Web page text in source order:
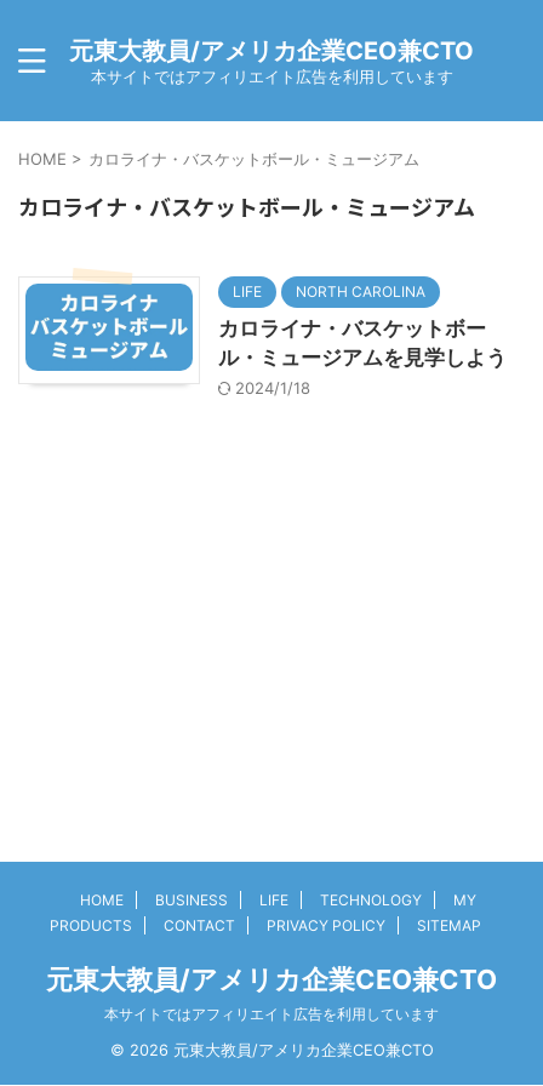
元東大教員/アメリカ企業CEO兼CTO
本サイトではアフィリエイト広告を利用しています
HOME > カロライナ・バスケットボール・ミュージアム
カロライナ・バスケットボール・ミュージアム
LIFE NORTH CAROLINA
カロライナ・バスケットボー
ル・ミュージアムを見学しよう
2024/1/18
HOME BUSINESS LIFE TECHNOLOGY
MY
PRODUCTS
CONTACT PRIVACY POLICY SITEMAP
元東大教員/アメリカ企業CEO兼CTO
本サイトではアフィリエイト広告を利用しています
© 2026 元東大教員/アメリカ企業CEO兼CTO